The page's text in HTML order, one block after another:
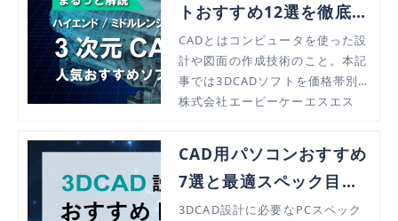
トおすすめ12選を徹底比
較｜特長や価格形態、選
び方を解説
CADとはコンピュータを使った設
計や図面の作成技術のこと。本記
事では3DCADソフトを価格帯別
（ハイエンド/ミドルレンジ/ロー
株式会社エービーケーエスエス
CAD用パソコンおすすめ
7選と最適スペック目安
｜3Dモデリング・設計
3DCAD設計に必要なPCスペック